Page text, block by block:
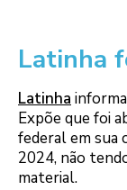
Latinha
Latinha
Expõe que foi
federal em sua
2024, não
material.